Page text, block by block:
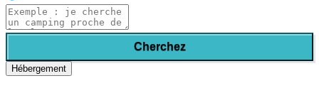
Cherchez
Hébergement